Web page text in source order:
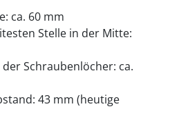
ca. 60 mm
Stelle in der Mitte:
Schraubenlöcher: ca.
43 mm (heutige